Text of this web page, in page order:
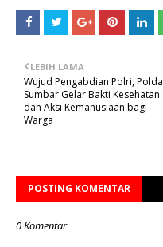
LEBIH LAMA
Wujud Pengabdian Polri, Polda
Sumbar Gelar Bakti Kesehatan
dan Aksi Kemanusiaan bagi
Warga
POSTING KOMENTAR
0 Komentar